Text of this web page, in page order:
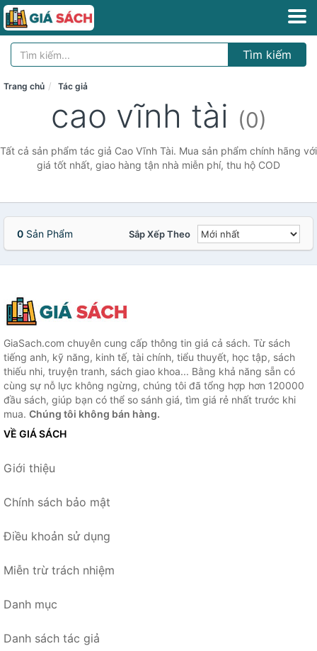
Tìm kiếm
Trang chủ Tác giả
cao vĩnh tài (0)
Tất cả sản phẩm tác giả Cao Vĩnh Tài. Mua sản phẩm chính hãng với
giá tốt nhất, giao hàng tận nhà miễn phí, thu hộ COD
0 Sản Phẩm Sắp Xếp Theo
GiaSach.com chuyên cung cấp thông tin giá cả sách. Từ sách
tiếng anh, kỹ năng, kinh tế, tài chính, tiểu thuyết, học tập, sách
thiếu nhi, truyện tranh, sách giao khoa... Bằng khả năng sẵn có
cùng sự nỗ lực không ngừng, chúng tôi đã tổng hợp hơn 120000
đầu sách, giúp bạn có thể so sánh giá, tìm giá rẻ nhất trước khi
mua. Chúng tôi không bán hàng.
VỀ GIÁ SÁCH
Giới thiệu
Chính sách bảo mật
Điều khoản sử dụng
Miễn trừ trách nhiệm
Danh mục
Danh sách tác giả